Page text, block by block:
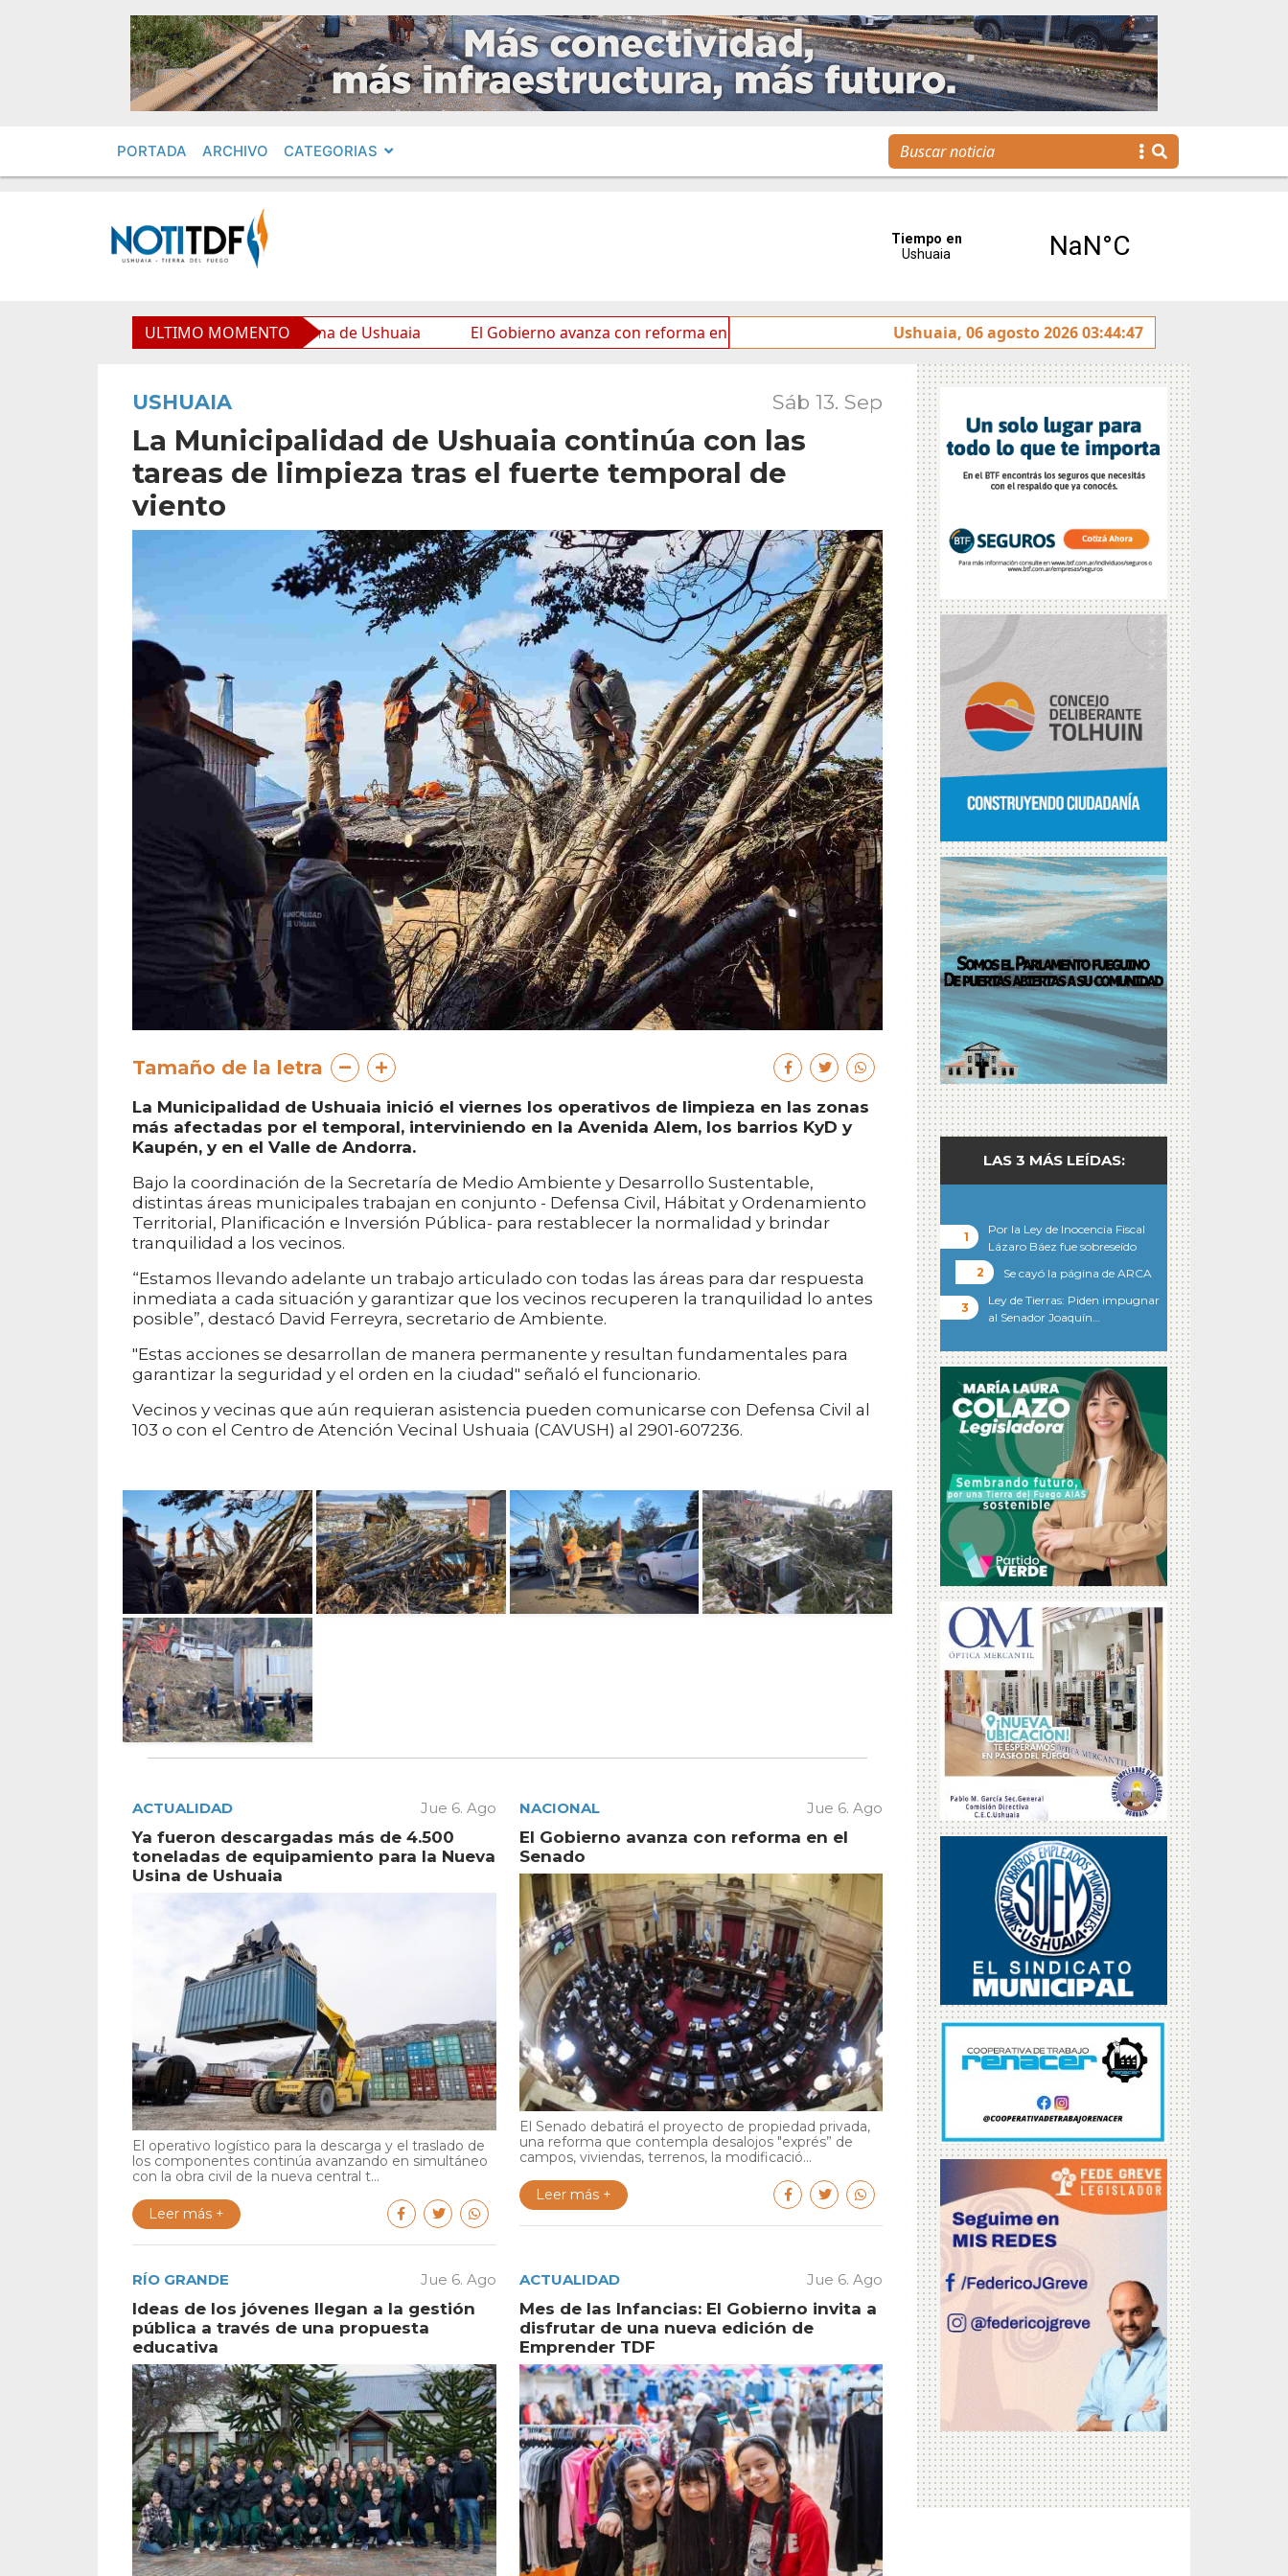
PORTADA ARCHIVO CATEGORIAS
ULTIMO MOMENTO
equipamiento para la Nueva Usina de Ushuaia El Gobierno avanza con reforma en el Senado Ideas de los jóvenes llegan a la gestión pública a través de una
Ushuaia, 06 agosto 2026 03:44:47
USHUAIA Sáb 13. Sep
La Municipalidad de Ushuaia continúa con las
tareas de limpieza tras el fuerte temporal de
viento
Tamaño de la letra
La Municipalidad de Ushuaia inició el viernes los operativos de limpieza en las zonas
más afectadas por el temporal, interviniendo en la Avenida Alem, los barrios KyD y
Kaupén, y en el Valle de Andorra.
Bajo la coordinación de la Secretaría de Medio Ambiente y Desarrollo Sustentable,
distintas áreas municipales trabajan en conjunto - Defensa Civil, Hábitat y Ordenamiento
Territorial, Planificación e Inversión Pública- para restablecer la normalidad y brindar
tranquilidad a los vecinos.
“Estamos llevando adelante un trabajo articulado con todas las áreas para dar respuesta
inmediata a cada situación y garantizar que los vecinos recuperen la tranquilidad lo antes
posible”, destacó David Ferreyra, secretario de Ambiente.
"Estas acciones se desarrollan de manera permanente y resultan fundamentales para
garantizar la seguridad y el orden en la ciudad" señaló el funcionario.
Vecinos y vecinas que aún requieran asistencia pueden comunicarse con Defensa Civil al
103 o con el Centro de Atención Vecinal Ushuaia (CAVUSH) al 2901-607236.
ACTUALIDAD Jue 6. Ago
Ya fueron descargadas más de 4.500
toneladas de equipamiento para la Nueva
Usina de Ushuaia
El operativo logístico para la descarga y el traslado de
los componentes continúa avanzando en simultáneo
con la obra civil de la nueva central t...
Leer más +
NACIONAL Jue 6. Ago
El Gobierno avanza con reforma en el
Senado
El Senado debatirá el proyecto de propiedad privada,
una reforma que contempla desalojos "exprés” de
campos, viviendas, terrenos, la modificació...
Leer más +
RÍO GRANDE Jue 6. Ago
Ideas de los jóvenes llegan a la gestión
pública a través de una propuesta
educativa
ACTUALIDAD Jue 6. Ago
Mes de las Infancias: El Gobierno invita a
disfrutar de una nueva edición de
Emprender TDF
LAS 3 MÁS LEÍDAS:
Por la Ley de Inocencia Fiscal
Lázaro Báez fue sobreseído
Se cayó la página de ARCA
Ley de Tierras: Piden impugnar
al Senador Joaquín…